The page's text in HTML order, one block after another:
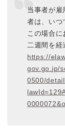
当事者が雇
者は、いつ
この場合に
二週間を経
https://
gov.go. jp/
0500/
lawId=
0000072&